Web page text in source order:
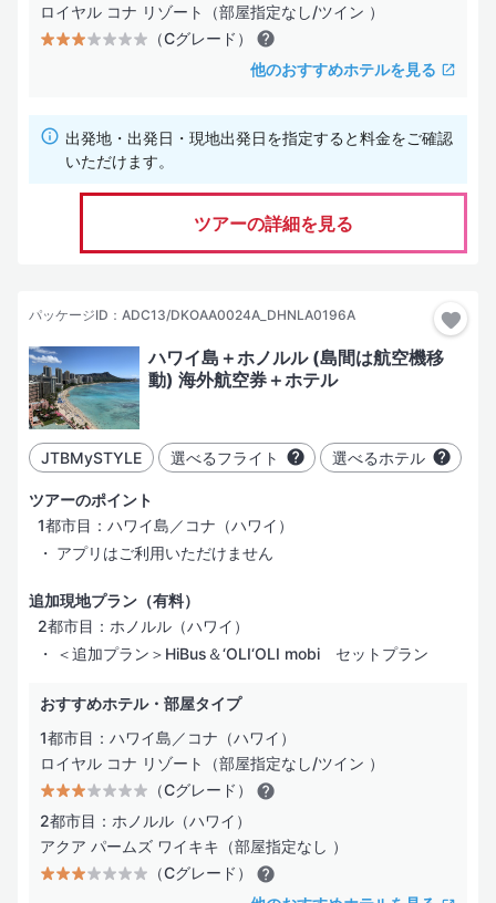
お部屋タイプ
海の見えるお部屋
コンドミニアム
水上コテージ
ホテル設備・サービス
プール
スパサービス
レストラン／カフェ
ビジネスサービス
インターネット
バリアフリー
ロイヤル コナ リゾート（部屋指定なし/ツイン ）
（Cグレード）
他のおすすめホテルを見る
出発地・出発日・現地出発日を指定すると料金をご確認
いただけます。
ツアーの詳細を見る
パッケージID：ADC13/DKOAA0024A_DHNLA0196A
ハワイ島＋ホノルル (島間は航空機移
動) 海外航空券＋ホテル
JTBMySTYLE 選べるフライト 選べるホテル
ツアーのポイント
1都市目：ハワイ島／コナ（ハワイ）
アプリはご利用いただけません
追加現地プラン（有料）
2都市目：ホノルル（ハワイ）
＜追加プラン＞HiBus＆‘OLI‘OLI mobi セットプラン
おすすめホテル・部屋タイプ
1都市目：ハワイ島／コナ（ハワイ）
ロイヤル コナ リゾート（部屋指定なし/ツイン ）
（Cグレード）
2都市目：ホノルル（ハワイ）
アクア パームズ ワイキキ（部屋指定なし ）
（Cグレード）